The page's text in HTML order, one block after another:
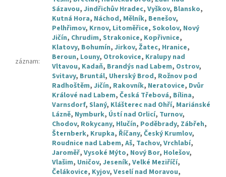
záznam:
Sázavou, Jindřichův Hradec, Vyškov, Blansko,
Kutná Hora, Náchod, Mělník, Benešov,
Pelhřimov, Krnov, Litoměřice, Sokolov, Nový
Jičín, Chrudim, Strakonice, Kopřivnice,
Klatovy, Bohumín, Jirkov, Žatec, Hranice,
Beroun, Louny, Otrokovice, Kralupy nad
Vltavou, Kadaň, Brandýs nad Labem, Ostrov,
Svitavy, Bruntál, Uherský Brod, Rožnov pod
Radhoštěm, Jičín, Rakovník, Neratovice, Dvůr
Králové nad Labem, Česká Třebová, Bílina,
Varnsdorf, Slaný, Klášterec nad Ohří, Mariánské
Lázně, Nymburk, Ústí nad Orlicí, Turnov,
Chodov, Rokycany, Hlučín, Poděbrady, Zábřeh,
Šternberk, Krupka, Říčany, Český Krumlov,
Roudnice nad Labem, Aš, Tachov, Vrchlabí,
Jaroměř, Vysoké Mýto, Nový Bor, Holešov,
Vlašim, Uničov, Jeseník, Velké Meziříčí,
Čelákovice, Kyjov, Veselí nad Moravou,